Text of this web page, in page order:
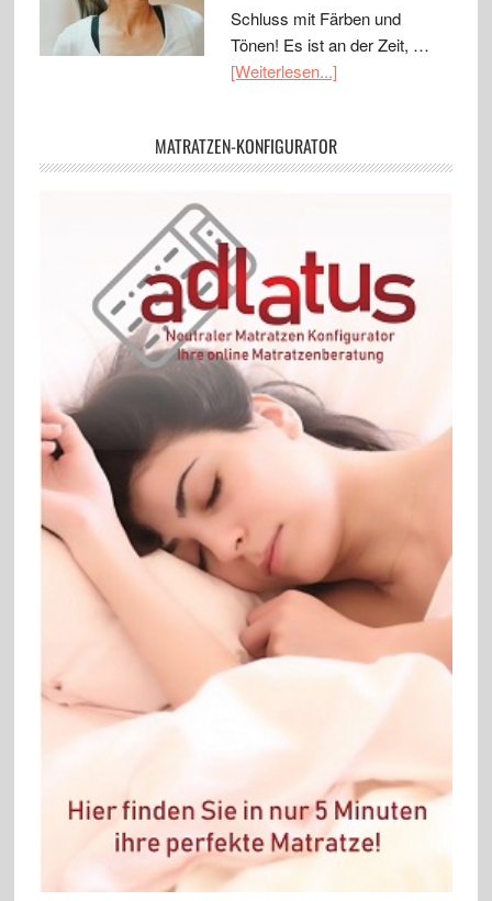
Schluss mit Färben und
Tönen! Es ist an der Zeit, …
[Weiterlesen...]
MATRATZEN-KONFIGURATOR